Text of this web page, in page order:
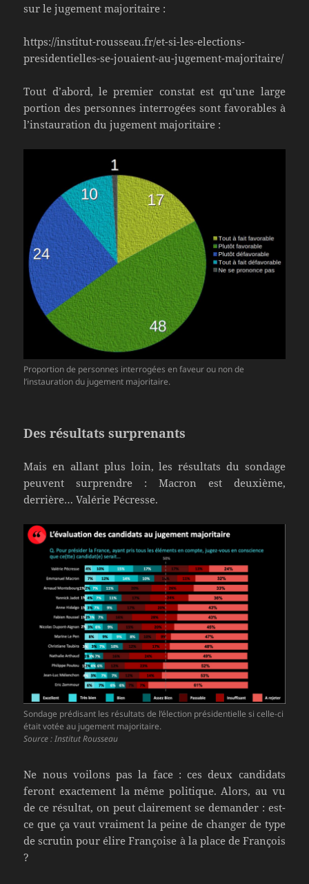
sur le jugement majoritaire :
https://institut-rousseau.fr/et-si-les-elections-
presidentielles-se-jouaient-au-jugement-majoritaire/
Tout d’abord, le premier constat est qu’une large
portion des personnes interrogées sont favorables à
l’instauration du jugement majoritaire :
Proportion de personnes interrogées en faveur ou non de
l’instauration du jugement majoritaire.
Des résultats surprenants
Mais en allant plus loin, les résultats du sondage
peuvent surprendre : Macron est deuxième,
derrière… Valérie Pécresse.
Sondage prédisant les résultats de l’élection présidentielle si celle-ci
était votée au jugement majoritaire.
Source : Institut Rousseau
Ne nous voilons pas la face : ces deux candidats
feront exactement la même politique. Alors, au vu
de ce résultat, on peut clairement se demander : est-
ce que ça vaut vraiment la peine de changer de type
de scrutin pour élire Françoise à la place de François
?